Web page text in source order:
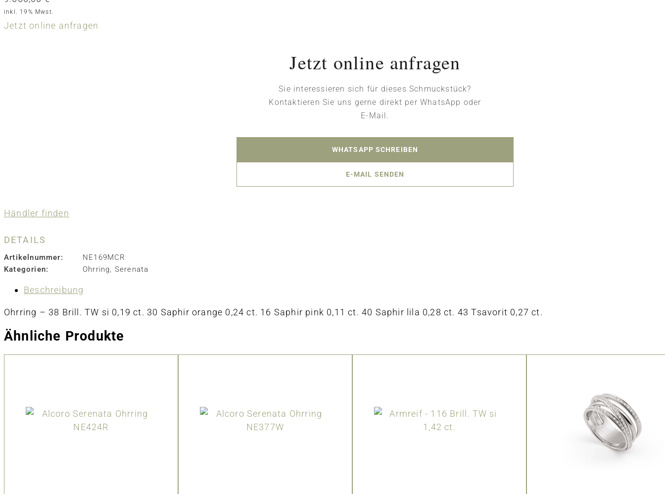
inkl. 19% Mwst.
Jetzt online anfragen
Jetzt online anfragen
Sie interessieren sich für dieses Schmuckstück?
Kontaktieren Sie uns gerne direkt per WhatsApp oder
E-Mail.
WHATSAPP SCHREIBEN
E-MAIL SENDEN
Händler finden
DETAILS
Artikelnummer:
NE169MCR
Kategorien:
Ohrring, Serenata
Beschreibung
Ohrring – 38 Brill. TW si 0,19 ct. 30 Saphir orange 0,24 ct. 16 Saphir pink 0,11 ct. 40 Saphir lila 0,28 ct. 43 Tsavorit 0,27 ct.
Ähnliche Produkte